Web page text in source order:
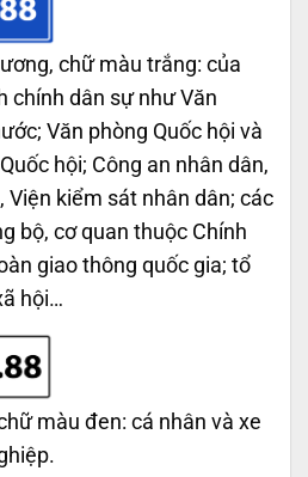
chữ màu trắng: của
chính dân sự như Văn
Văn phòng Quốc hội và
hội; Công an nhân dân,
Viện kiểm sát nhân dân; các
bộ, cơ quan thuộc Chính
giao thông quốc gia; tổ
hội…
màu đen: cá nhân và xe